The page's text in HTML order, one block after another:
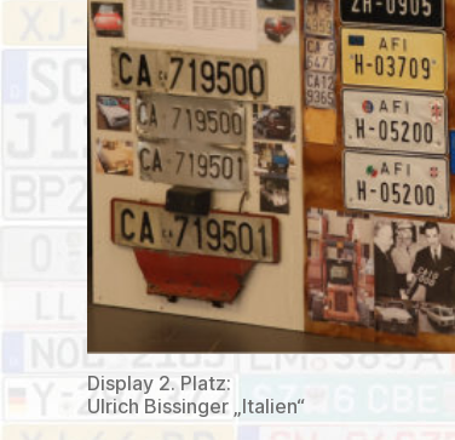
Display 2. Platz:
Ulrich Bissinger „Italien“